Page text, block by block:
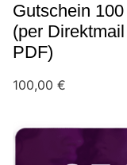
Gutschein
(per
PDF)
100,00 €